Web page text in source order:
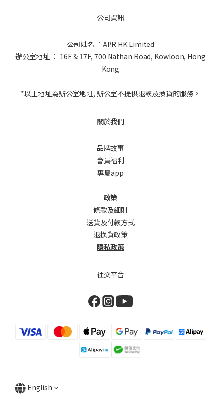
公司資訊
公司姓名 ：APR HK Limited
辦公室地址 ： 16F & 17F, 700 Nathan Road, Kowloon, Hong
Kong
*以上地址為辦公室地址, 辦公室不提供退款及換貨的服務。
關於我們
品牌故事
會員福利
專屬app
政策
條款及細則
送貨及付款方式
退換貨政策
隱私政策
社交平台
English